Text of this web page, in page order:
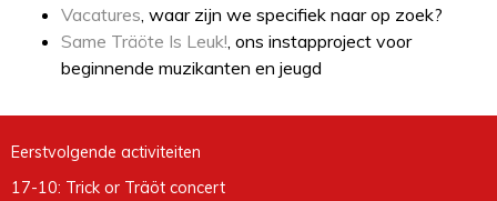
Vacatures , waar zijn we specifiek naar op zoek?
Same Träöte Is Leuk! , ons instapproject voor
beginnende muzikanten en jeugd
Eerstvolgende activiteiten
17-10: Trick or Träöt concert